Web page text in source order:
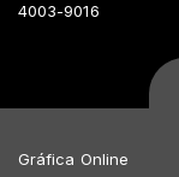
4003-9016
Gráfica Online